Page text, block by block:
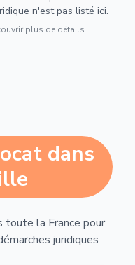
n'est pas listé ici.
plus de détails.
dans
toute la France pour
juridiques